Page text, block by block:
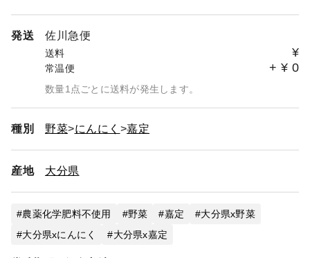
発送 佐川急便
送料 ¥
常温便 + ¥ 0
数量1点ごとに送料が発生します。
種別 野菜 にんにく 嘉定
産地 大分県
農薬化学肥料不使用 野菜 嘉定
大分県x野菜
大分県xにんにく
大分県x嘉定